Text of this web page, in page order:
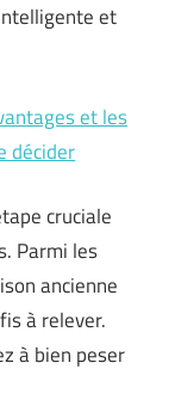
et
et les
décider
cruciale
Parmi les
ancienne
à relever.
à bien peser